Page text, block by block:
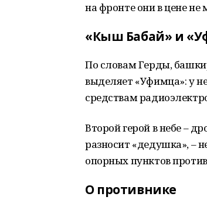
на фронте они в цене
«Кыш Бабай» и
По словам Герды,
выделяет «Уфимца»: у
средствам
Второй герой в небе –
разносит «дедушка», –
опорных пунктов
О противнике